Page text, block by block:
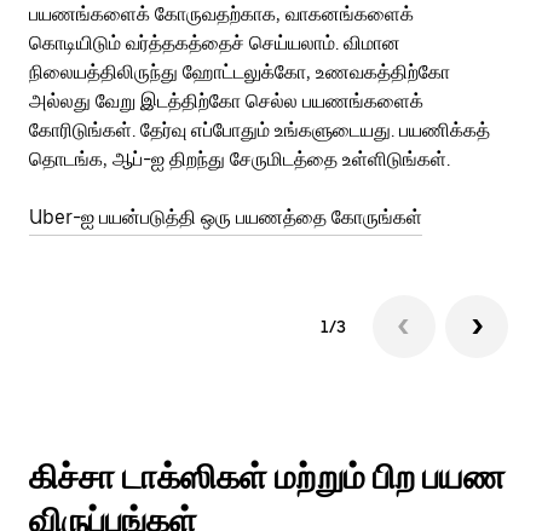
பயணங்களைக் கோருவதற்காக, வாகனங்களைக்
கொடியிடும் வர்த்தகத்தைச் செய்யலாம். விமான
நிலையத்திலிருந்து ஹோட்டலுக்கோ, உணவகத்திற்கோ
அல்லது வேறு இடத்திற்கோ செல்ல பயணங்களைக்
கோரிடுங்கள். தேர்வு எப்போதும் உங்களுடையது. பயணிக்கத்
தொடங்க, ஆப்-ஐ திறந்து சேருமிடத்தை உள்ளிடுங்கள்.
Uber-ஐ பயன்படுத்தி ஒரு பயணத்தை கோருங்கள்
1/3
கிச்சா டாக்ஸிகள் மற்றும் பிற பயண
விருப்பங்கள்